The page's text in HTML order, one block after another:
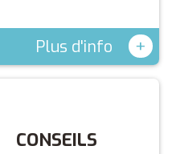
Plus d'info +
CONSEILS